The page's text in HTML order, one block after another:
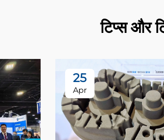
टिप्स और
25
Apr